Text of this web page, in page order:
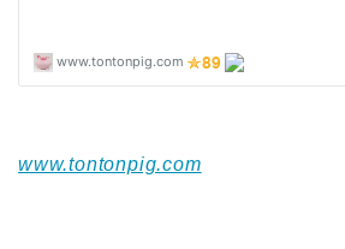
www.tontonpig.com